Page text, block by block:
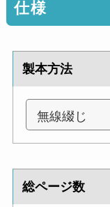
仕様
製本方法
総ページ数